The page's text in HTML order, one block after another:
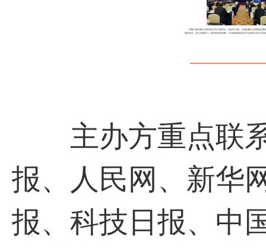
主办方重点联系
报、人民网、新华
报、科技日报、中